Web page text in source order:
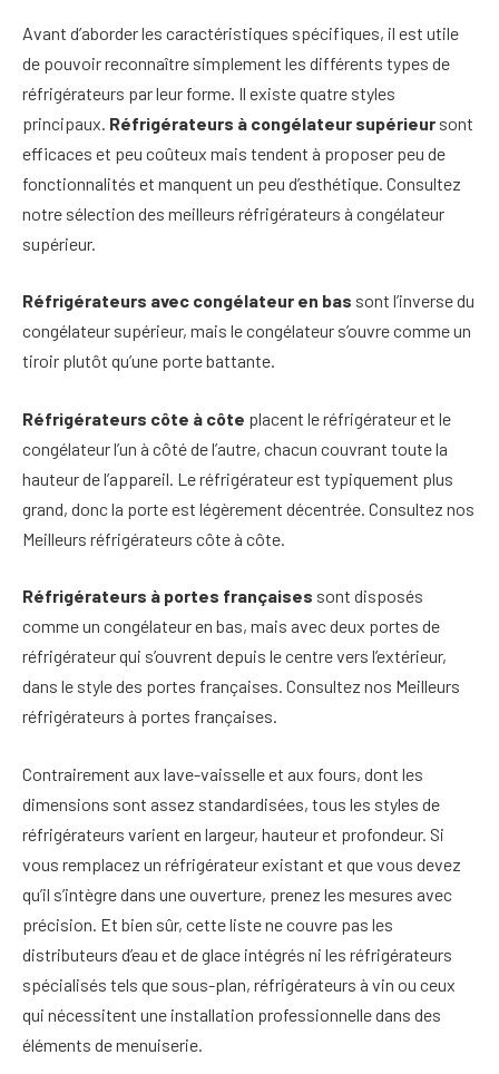
Avant d’aborder les caractéristiques spécifiques, il est utile
de pouvoir reconnaître simplement les différents types de
réfrigérateurs par leur forme. Il existe quatre styles
principaux. Réfrigérateurs à congélateur supérieur sont
efficaces et peu coûteux mais tendent à proposer peu de
fonctionnalités et manquent un peu d’esthétique. Consultez
notre sélection des meilleurs réfrigérateurs à congélateur
supérieur.
Réfrigérateurs avec congélateur en bas sont l’inverse du
congélateur supérieur, mais le congélateur s’ouvre comme un
tiroir plutôt qu’une porte battante.
Réfrigérateurs côte à côte placent le réfrigérateur et le
congélateur l’un à côté de l’autre, chacun couvrant toute la
hauteur de l’appareil. Le réfrigérateur est typiquement plus
grand, donc la porte est légèrement décentrée. Consultez nos
Meilleurs réfrigérateurs côte à côte.
Réfrigérateurs à portes françaises sont disposés
comme un congélateur en bas, mais avec deux portes de
réfrigérateur qui s’ouvrent depuis le centre vers l’extérieur,
dans le style des portes françaises. Consultez nos Meilleurs
réfrigérateurs à portes françaises.
Contrairement aux lave-vaisselle et aux fours, dont les
dimensions sont assez standardisées, tous les styles de
réfrigérateurs varient en largeur, hauteur et profondeur. Si
vous remplacez un réfrigérateur existant et que vous devez
qu’il s’intègre dans une ouverture, prenez les mesures avec
précision. Et bien sûr, cette liste ne couvre pas les
distributeurs d’eau et de glace intégrés ni les réfrigérateurs
spécialisés tels que sous-plan, réfrigérateurs à vin ou ceux
qui nécessitent une installation professionnelle dans des
éléments de menuiserie.